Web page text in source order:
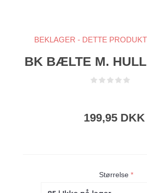
BEKLAGER - DETTE
BK BÆLTE M.
199,95 DKK
Størrelse*